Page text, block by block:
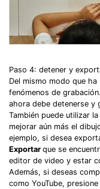
Paso 4: detener y
Del mismo modo que
fenómenos de
ahora debe detenerse y
También puede utilizar
mejorar aún más el
ejemplo, si desea
Exportar que se
editor de video y estar
Además, si deseas
como YouTube,
Record.
Got It